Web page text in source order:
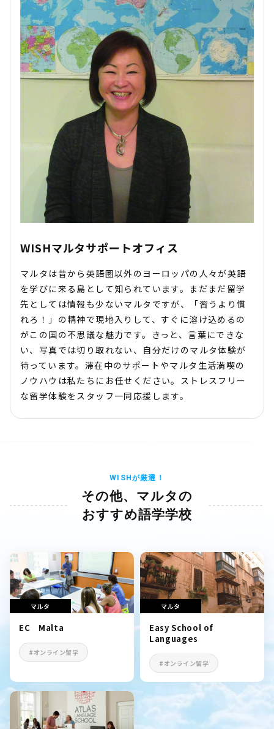
WISHマルタサポートオフィス
マルタは昔から英語圏以外のヨーロッパの人々が英語
を学びに来る島として知られています。まだまだ留学
先としては情報も少ないマルタですが、「習うより慣
れろ！」の精神で現地入りして、すぐに溶け込めるの
がこの国の不思議な魅力です。きっと、言葉にできな
い、写真では切り取れない、自分だけのマルタ体験が
待っています。滞在中のサポートやマルタ生活満喫の
ノウハウは私たちにお任せください。ストレスフリー
な留学体験をスタッフ一同応援します。
WISHが厳選！
その他、マルタの
おすすめ語学学校
マルタ
EC Malta
#オンライン留学
マルタ
Easy School of
Languages
#オンライン留学